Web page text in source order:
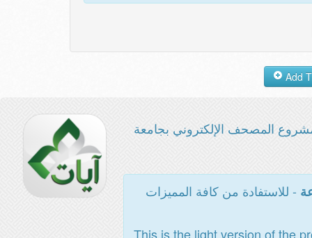
المصحف الإلكتروني بجامعة
- للاستفادة من كافة المميزات
This is the light version of the